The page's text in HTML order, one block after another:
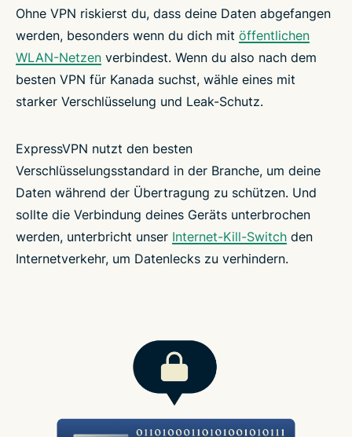
Ohne VPN riskierst du, dass deine Daten abgefangen
werden, besonders wenn du dich mit öffentlichen
WLAN-Netzen verbindest. Wenn du also nach dem
besten VPN für Kanada suchst, wähle eines mit
starker Verschlüsselung und Leak-Schutz.
ExpressVPN nutzt den besten
Verschlüsselungsstandard in der Branche, um deine
Daten während der Übertragung zu schützen. Und
sollte die Verbindung deines Geräts unterbrochen
werden, unterbricht unser Internet-Kill-Switch den
Internetverkehr, um Datenlecks zu verhindern.